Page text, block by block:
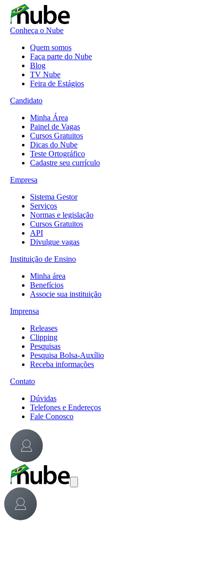
Conheça o Nube
Quem somos
Faça parte do Nube
Blog
TV Nube
Feira de Estágios
Candidato
Minha Área
Painel de Vagas
Cursos Gratuitos
Dicas do Nube
Teste Ortográfico
Cadastre seu currículo
Empresa
Sistema Gestor
Serviços
Normas e legislação
Cursos Gratuitos
API
Divulgue vagas
Instituição de Ensino
Minha área
Benefícios
Associe sua instituição
Imprensa
Releases
Clipping
Pesquisas
Pesquisa Bolsa-Auxílio
Receba informações
Contato
Dúvidas
Telefones e Endereços
Fale Conosco